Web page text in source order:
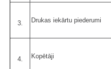
3. Drukas iekārtu piederumi
4. Kopētāji